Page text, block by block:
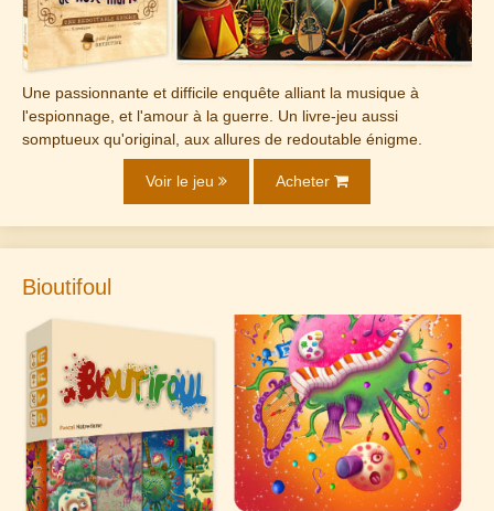
Une passionnante et difficile enquête alliant la musique à
l'espionnage, et l'amour à la guerre. Un livre-jeu aussi
somptueux qu'original, aux allures de redoutable énigme.
Voir le jeu Acheter
Bioutifoul